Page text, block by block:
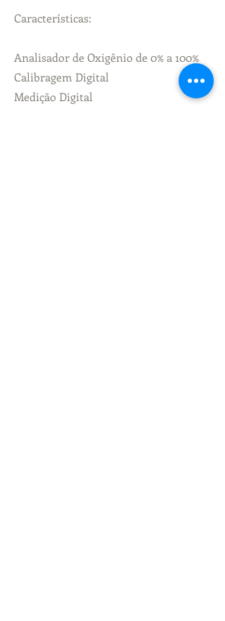
Características:
Analisador de Oxigênio de 0% a 100%
Calibragem Digital
Medição Digital